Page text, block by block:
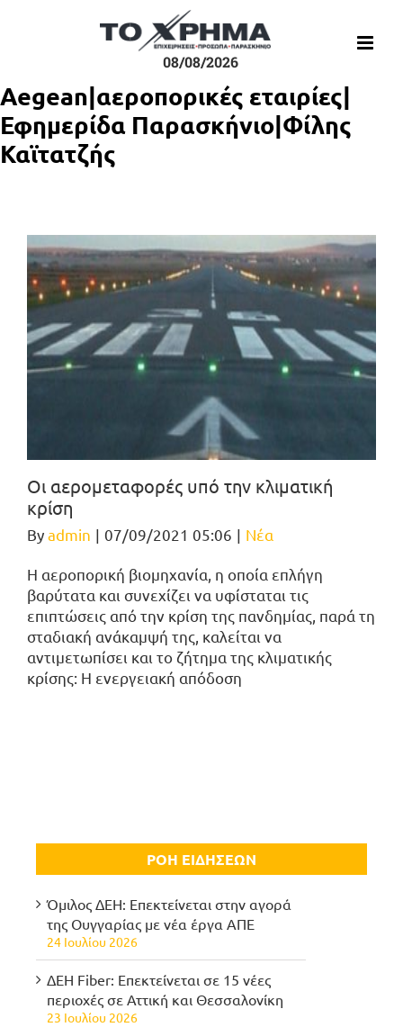
08/08/2026
Aegean|αεροπορικές εταιρίες|
Εφημερίδα Παρασκήνιο|Φίλης
Καϊτατζής
Οι αερομεταφορές υπό την κλιματική
κρίση
Byadmin | 07/09/2021 05:06 | Νέα
Η αεροπορική βιομηχανία, η οποία επλήγη
βαρύτατα και συνεχίζει να υφίσταται τις
επιπτώσεις από την κρίση της πανδημίας, παρά τη
σταδιακή ανάκαμψή της, καλείται να
αντιμετωπίσει και το ζήτημα της κλιματικής
κρίσης: H ενεργειακή απόδοση
ΡΟΗ ΕΙΔΗΣΕΩΝ
Όμιλος ΔΕΗ: Επεκτείνεται στην αγορά
της Ουγγαρίας με νέα έργα ΑΠΕ
24 Ιουλίου 2026
ΔΕΗ Fiber: Επεκτείνεται σε 15 νέες
περιοχές σε Αττική και Θεσσαλονίκη
23 Ιουλίου 2026